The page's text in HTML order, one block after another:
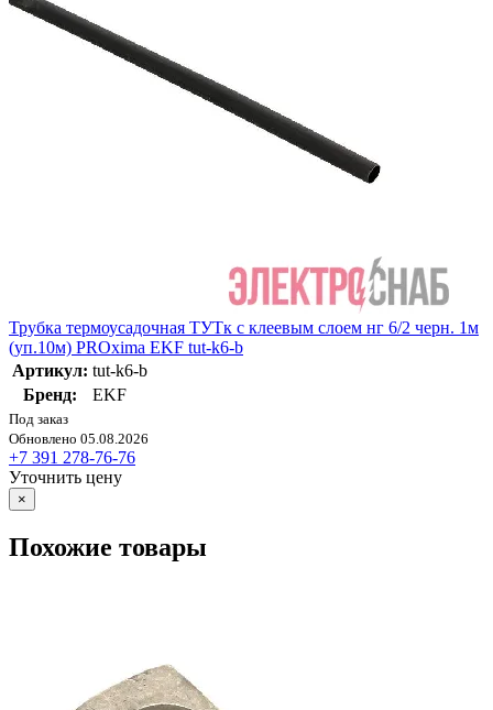
Трубка термоусадочная ТУТк с клеевым слоем нг 6/2 черн. 1м
(уп.10м) PROxima EKF tut-k6-b
Артикул: tut-k6-b
Бренд:
EKF
Под заказ
Обновлено 05.08.2026
+7 391 278-76-76
Уточнить цену
×
Похожие товары